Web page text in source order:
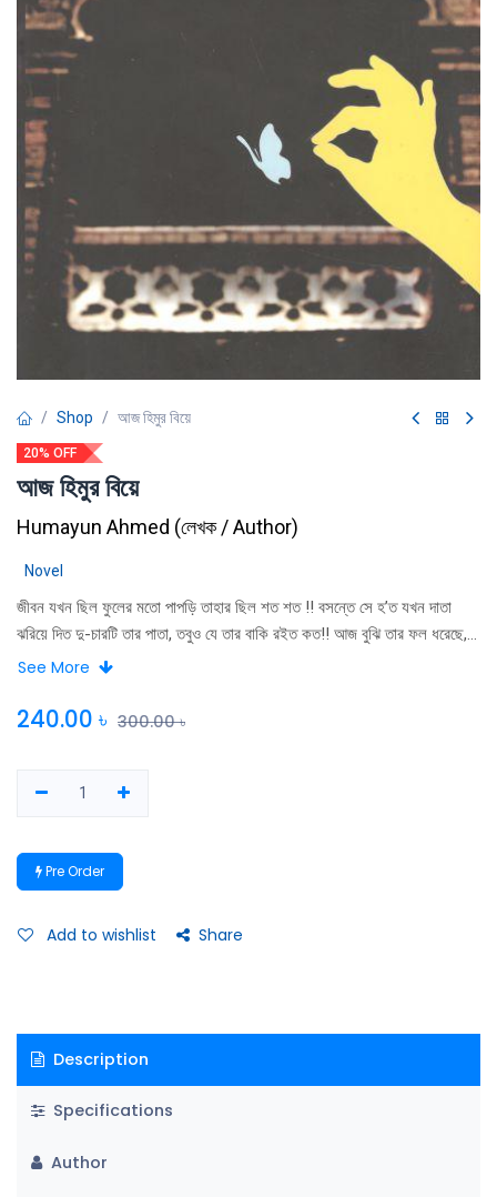
Shop আজ হিমুর বিয়ে
20% OFF
আজ হিমুর বিয়ে
Humayun Ahmed (লেখক / Author)
Novel
জীবন যখন ছিল ফুলের মতো পাপড়ি তাহার ছিল শত শত !! বসন্তে সে হ’ত যখন দাতা
ঝরিয়ে দিত দু-চারটি তার পাতা, তবুও যে তার বাকি রইত কত!! আজ বুঝি তার ফল ধরেছে,
তাই হাতে তাহার অধিক কিছু নাই। হেমন্তে তার সময় হল এবে পূর্ণ করে আপনাকে সে
See More
240.00 ৳ 300.00৳
Pre Order
Add to wishlist Share
Description
Specifications
Author